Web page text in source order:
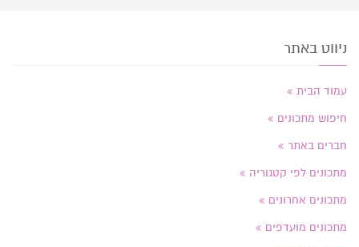
ניווט באתר
עמוד הבית
חיפוש מתכונים
חברים באתר
מתכונים לפי קטגוריה
מתכונים אחרונים
מתכונים מועדפים